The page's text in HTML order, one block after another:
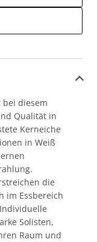
bei diesem
Qualität in
Kerneiche
in Weiß
die
im Essbereich
Solisten,
Raum und